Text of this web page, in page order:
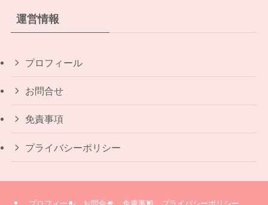
運営情報
プロフィール
お問合せ
免責事項
プライバシーポリシー